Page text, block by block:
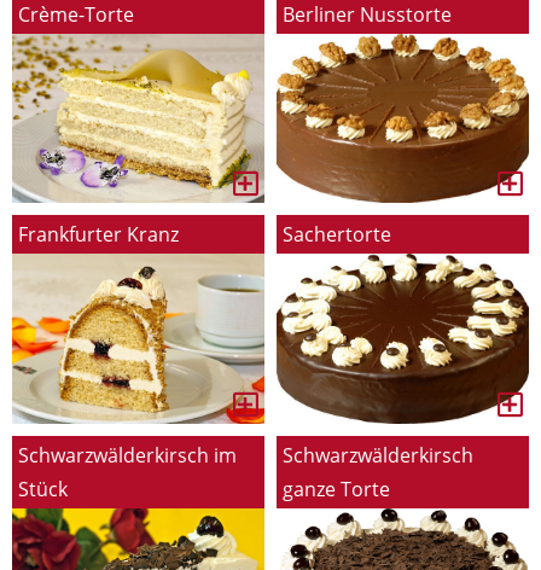
Crème-Torte Berliner Nusstorte
Frankfurter Kranz Sachertorte
Schwarzwälderkirsch im
Stück
Schwarzwälderkirsch
ganze Torte